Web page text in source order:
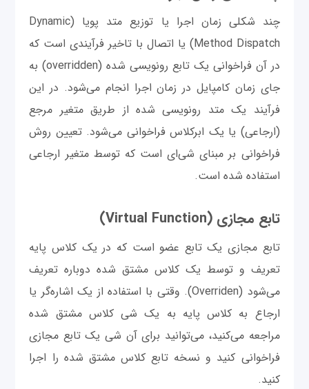
چند شکلی زمان اجرا یا توزیع متد پویا (Dynamic
Method Dispatch) یا اتصال با تاخیر فرآیندی است که
در آن فراخوانی یک تابع رونویسی شده (overridden) به
جای زمان کامپایل در زمان اجرا انجام می‌شود. در این
فرآیند یک متد رونویسی شده از طریق متغیر مرجع
(ارجاعی) یا یک ابرکلاس فراخوانی می‌شود. تعیین روش
فراخوانی بر مبنای شی‌ای است که توسط متغیر ارجاعی
استفاده شده است.
تابع مجازی (Virtual Function)
تابع مجازی یک تابع عضو است که در یک کلاس پایه
تعریف و توسط یک کلاس مشتق شده دوباره تعریف
می‌شود (Overriden). وقتی با استفاده از یک اشاره‌گر یا
ارجاع به کلاس پایه به یک شی کلاس مشتق شده
مراجعه می‌کنید، می‌توانید برای آن شی یک تابع مجازی
فراخوانی کنید و نسخه تابع کلاس مشتق شده را اجرا
کنید.